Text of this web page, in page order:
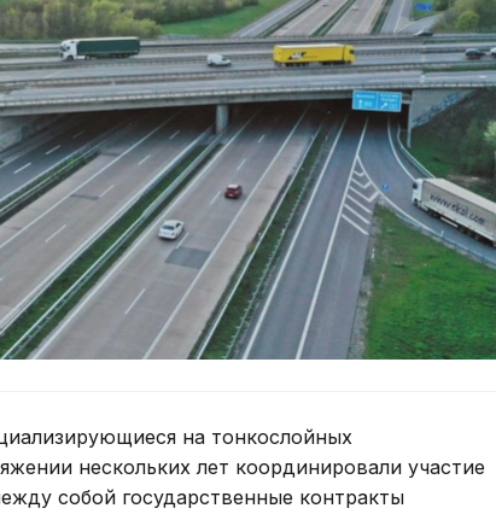
на тонкослойных
нескольких лет координировали участие
собой государственные контракты